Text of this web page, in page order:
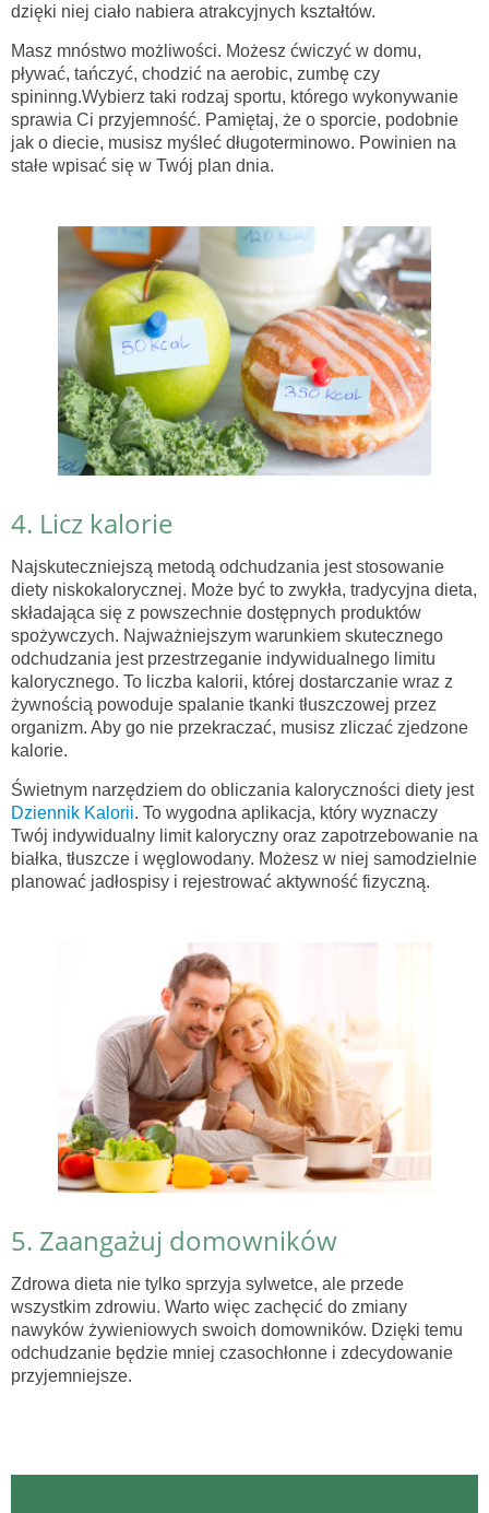
dzięki niej ciało nabiera atrakcyjnych kształtów.
Masz mnóstwo możliwości. Możesz ćwiczyć w domu,
pływać, tańczyć, chodzić na aerobic, zumbę czy
spininng.Wybierz taki rodzaj sportu, którego wykonywanie
sprawia Ci przyjemność. Pamiętaj, że o sporcie, podobnie
jak o diecie, musisz myśleć długoterminowo. Powinien na
stałe wpisać się w Twój plan dnia.
4. Licz kalorie
Najskuteczniejszą metodą odchudzania jest stosowanie
diety niskokalorycznej. Może być to zwykła, tradycyjna dieta,
składająca się z powszechnie dostępnych produktów
spożywczych. Najważniejszym warunkiem skutecznego
odchudzania jest przestrzeganie indywidualnego limitu
kalorycznego. To liczba kalorii, której dostarczanie wraz z
żywnością powoduje spalanie tkanki tłuszczowej przez
organizm. Aby go nie przekraczać, musisz zliczać zjedzone
kalorie.
Świetnym narzędziem do obliczania kaloryczności diety jest
Dziennik Kalorii. To wygodna aplikacja, który wyznaczy
Twój indywidualny limit kaloryczny oraz zapotrzebowanie na
białka, tłuszcze i węglowodany. Możesz w niej samodzielnie
planować jadłospisy i rejestrować aktywność fizyczną.
5. Zaangażuj domowników
Zdrowa dieta nie tylko sprzyja sylwetce, ale przede
wszystkim zdrowiu. Warto więc zachęcić do zmiany
nawyków żywieniowych swoich domowników. Dzięki temu
odchudzanie będzie mniej czasochłonne i zdecydowanie
przyjemniejsze.